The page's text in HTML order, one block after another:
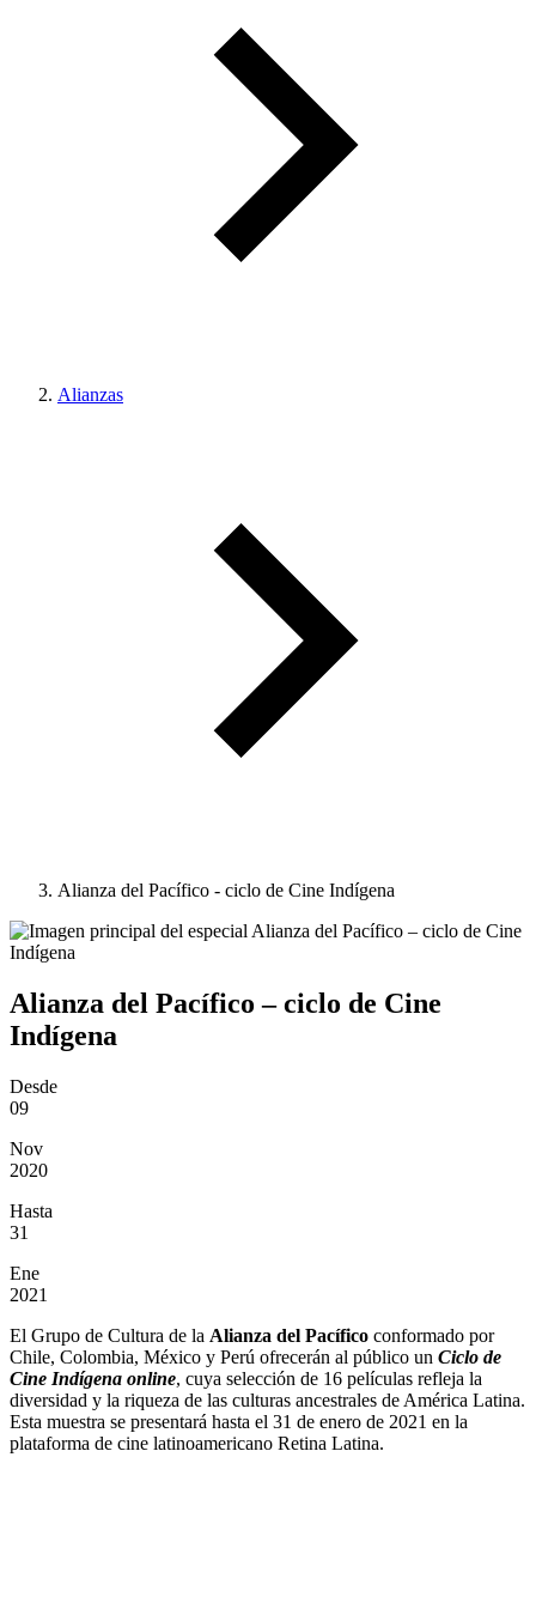
Alianzas
Alianza del Pacífico - ciclo de Cine Indígena
Alianza del Pacífico – ciclo de Cine
Indígena
Desde
09
Nov
2020
Hasta
31
Ene
2021
El Grupo de Cultura de la Alianza del Pacífico conformado por
Chile, Colombia, México y Perú ofrecerán al público un Ciclo de
Cine Indígena online, cuya selección de 16 películas refleja la
diversidad y la riqueza de las culturas ancestrales de América Latina.
Esta muestra se presentará hasta el 31 de enero de 2021 en la
plataforma de cine latinoamericano Retina Latina.